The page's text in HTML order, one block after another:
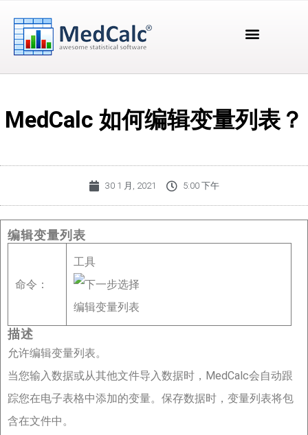
MedCalc 如何编辑变量列表？
30 1 月, 2021 5:00 下午
编辑变量列表
命令：
工具
编辑变量列表
描述
允许编辑变量列表。
当您输入数据或从其他文件导入数据时，MedCalc会自动跟
踪您在电子表格中添加的变量。保存数据时，变量列表将包
含在文件中。